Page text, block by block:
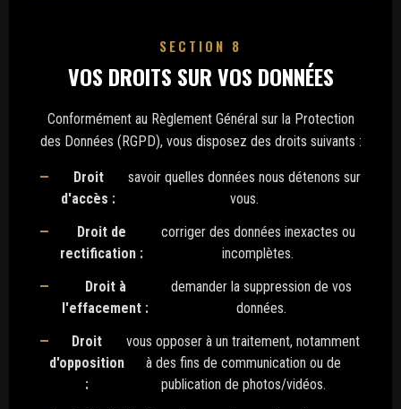
SECTION 8
VOS DROITS SUR VOS DONNÉES
Conformément au Règlement Général sur la Protection
des Données (RGPD), vous disposez des droits suivants :
Droit
d'accès :
savoir quelles données nous détenons sur
vous.
Droit de
rectification :
corriger des données inexactes ou
incomplètes.
Droit à
l'effacement :
demander la suppression de vos
données.
Droit
d'opposition
:
vous opposer à un traitement, notamment
à des fins de communication ou de
publication de photos/vidéos.